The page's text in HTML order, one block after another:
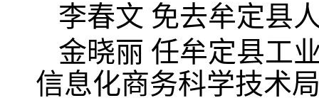
李春文 免去牟定县
金晓丽 任牟定县工
信息化商务科学技术